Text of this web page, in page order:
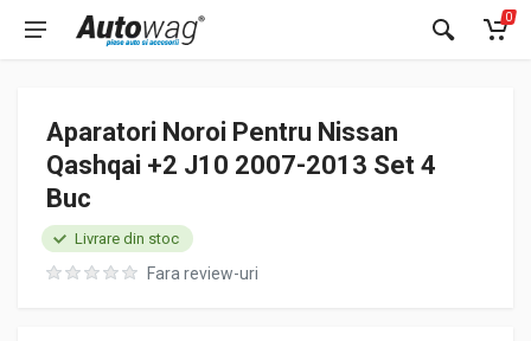
0
Aparatori Noroi Pentru Nissan
Qashqai +2 J10 2007-2013 Set 4
Buc
Fara review-uri
Livrare din stoc